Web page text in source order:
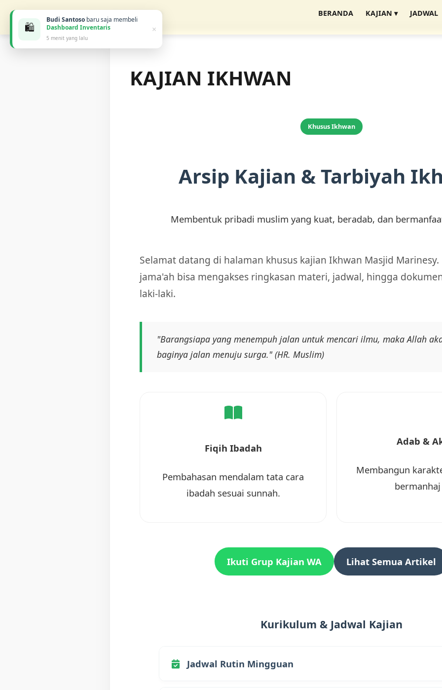
MASJID MARINESY BERANDA KAJIAN ▾ JADWAL
KAJIAN IKHWAN
Khusus Ikhwan
Arsip Kajian & Tarbiyah
Membentuk pribadi muslim yang kuat, beradab, dan
Selamat datang di halaman khusus kajian Ikhwan Masjid
jama'ah bisa mengakses ringkasan materi, jadwal, hingga
laki-laki.
"Barangsiapa yang menempuh jalan untuk mencari ilmu, maka Allah
baginya jalan menuju surga." (HR. Muslim)
Fiqih Ibadah
Pembahasan mendalam tata cara
ibadah sesuai sunnah.
Adab &
Membangun
Ikuti Grup Kajian WA Lihat Semua Artikel
Kurikulum & Jadwal Kajian
Jadwal Rutin Mingguan
🛍️
Budi Santoso baru saja membeli
Dashboard Inventaris
5 menit yang lalu
×